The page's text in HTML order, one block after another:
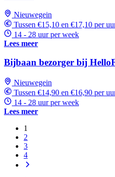
Nieuwegein
Tussen €15,10 en €17,10 per
14 - 28 uur per week
Lees meer
Bijbaan bezorger bij
Nieuwegein
Tussen €14,90 en €16,90 per
14 - 28 uur per week
Lees meer
1
2
3
4